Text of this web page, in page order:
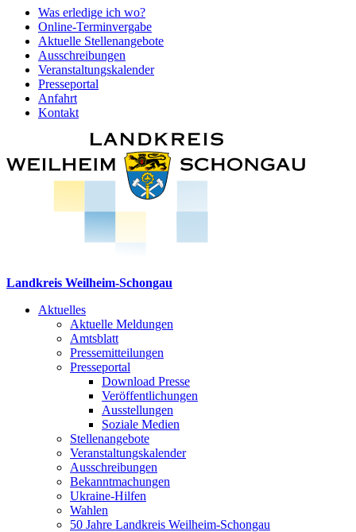
Was erledige ich wo?
Online-Terminvergabe
Aktuelle Stellenangebote
Ausschreibungen
Veranstaltungskalender
Presseportal
Anfahrt
Kontakt
Landkreis Weilheim-Schongau
Aktuelles
Aktuelle Meldungen
Amtsblatt
Pressemitteilungen
Presseportal
Download Presse
Veröffentlichungen
Ausstellungen
Soziale Medien
Stellenangebote
Veranstaltungskalender
Ausschreibungen
Bekanntmachungen
Ukraine-Hilfen
Wahlen
50 Jahre Landkreis Weilheim-Schongau